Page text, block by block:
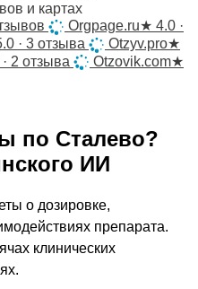
и картах
Orgpage.ru★ 4.0 ·
· 3 отзыва Otzyv.pro★
2 отзыва Otzovik.com★
по Сталево?
ИИ
о дозировке,
препарата.
клинических